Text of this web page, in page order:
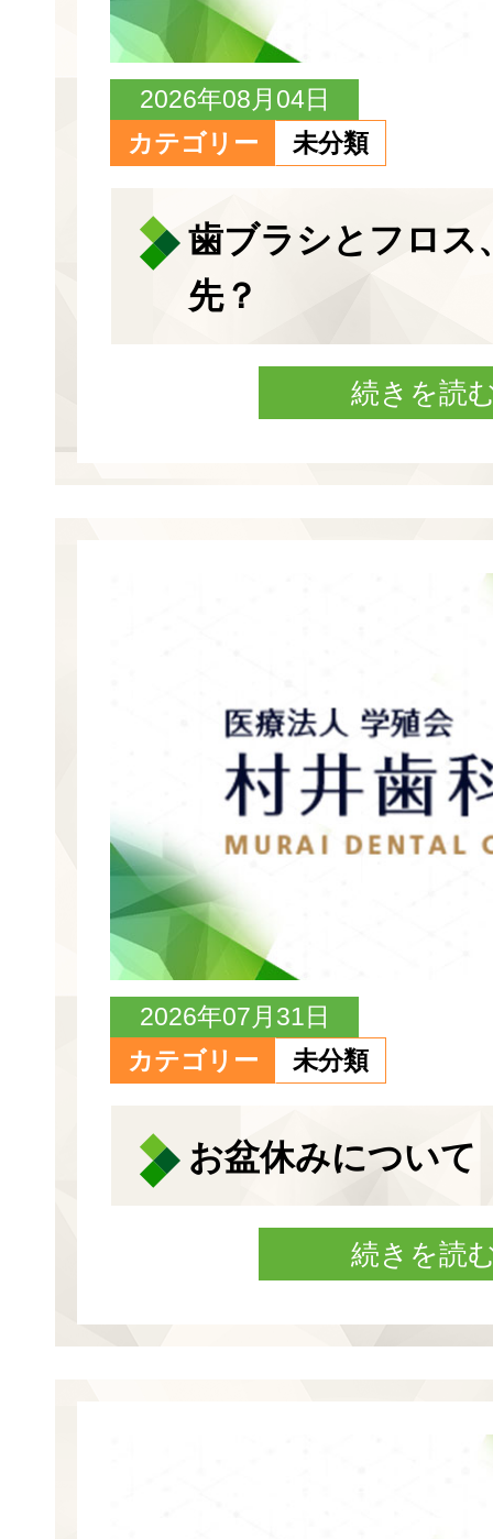
2026年08月04日
カテゴリー
未分類
歯ブラシとフロス
先？
続きを読
2026年07月31日
カテゴリー
未分類
お盆休みについて
続きを読